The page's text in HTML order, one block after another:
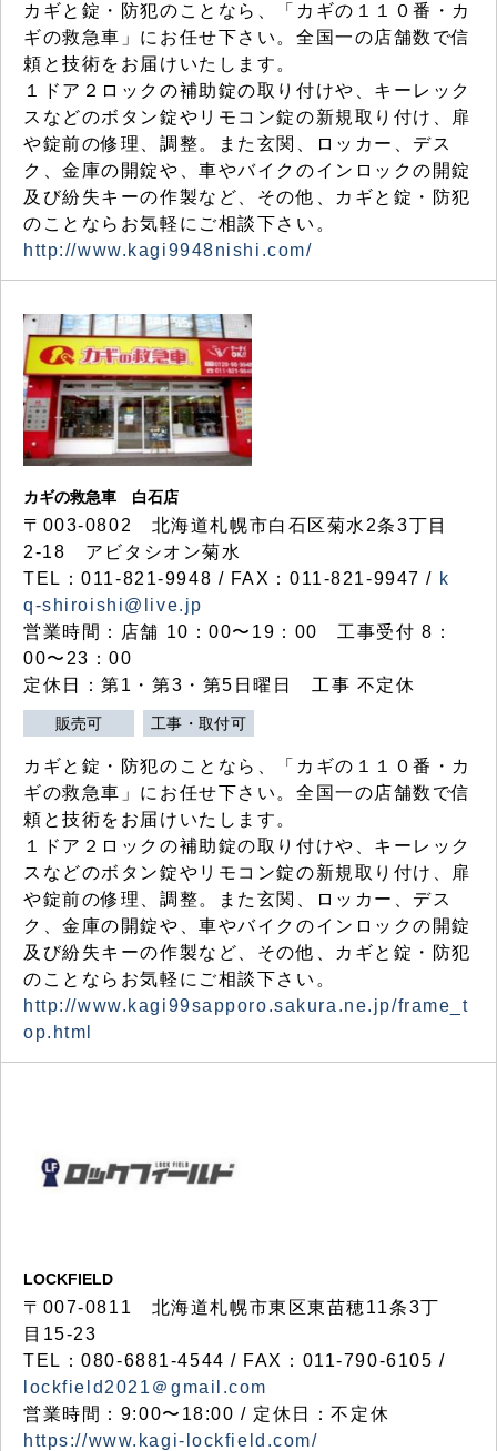
カギと錠・防犯のことなら、「カギの１１０番・カ
ギの救急車」にお任せ下さい。全国一の店舗数で信
頼と技術をお届けいたします。
１ドア２ロックの補助錠の取り付けや、キーレック
スなどのボタン錠やリモコン錠の新規取り付け、扉
や錠前の修理、調整。また玄関、ロッカー、デス
ク、金庫の開錠や、車やバイクのインロックの開錠
及び紛失キーの作製など、その他、カギと錠・防犯
のことならお気軽にご相談下さい。
http://www.kagi9948nishi.com/
カギの救急車 白石店
〒003-0802 北海道札幌市白石区菊水2条3丁目
2-18 アビタシオン菊水
TEL：011-821-9948 / FAX：011-821-9947 / k
q-shiroishi@live.jp
営業時間：店舗 10：00〜19：00 工事受付 8：
00〜23：00
定休日：第1・第3・第5日曜日 工事 不定休
販売可 工事・取付可
カギと錠・防犯のことなら、「カギの１１０番・カ
ギの救急車」にお任せ下さい。全国一の店舗数で信
頼と技術をお届けいたします。
１ドア２ロックの補助錠の取り付けや、キーレック
スなどのボタン錠やリモコン錠の新規取り付け、扉
や錠前の修理、調整。また玄関、ロッカー、デス
ク、金庫の開錠や、車やバイクのインロックの開錠
及び紛失キーの作製など、その他、カギと錠・防犯
のことならお気軽にご相談下さい。
http://www.kagi99sapporo.sakura.ne.jp/frame_t
op.html
LOCKFIELD
〒007-0811 北海道札幌市東区東苗穂11条3丁
目15-23
TEL：080-6881-4544 / FAX：011-790-6105 /
lockfield2021＠gmail.com
営業時間：9:00〜18:00 / 定休日：不定休
https://www.kagi-lockfield.com/